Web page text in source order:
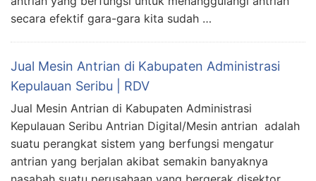
secara efektif gara-gara kita sudah …
Jual Mesin Antrian di Kabupaten Administrasi
Kepulauan Seribu | RDV
Jual Mesin Antrian di Kabupaten Administrasi
Kepulauan Seribu Antrian Digital/Mesin antrian adalah
suatu perangkat sistem yang berfungsi mengatur
antrian yang berjalan akibat semakin banyaknya